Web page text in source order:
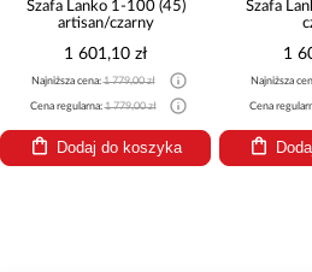
Szafa Lanko 1-100 (45)
artisan/czarny
1 601,10 zł
Najniższa cena:1 779,00 zł
Cena regularna:1 779,00 zł
Dodaj do koszyka
Szafa
1
Najniższa
Cena